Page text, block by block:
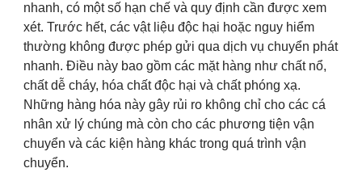
nhanh, có một số hạn chế và quy định cần được xem
xét. Trước hết, các vật liệu độc hại hoặc nguy hiểm
thường không được phép gửi qua dịch vụ chuyển phát
nhanh. Điều này bao gồm các mặt hàng như chất nổ,
chất dễ cháy, hóa chất độc hại và chất phóng xạ.
Những hàng hóa này gây rủi ro không chỉ cho các cá
nhân xử lý chúng mà còn cho các phương tiện vận
chuyển và các kiện hàng khác trong quá trình vận
chuyển.